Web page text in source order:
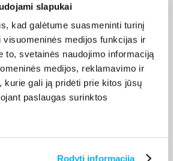
slapukai
kad galėtume suasmeninti turinį
visuomeninės medijos funkcijas ir
to, svetainės naudojimo informaciją
medijos, reklamavimo ir
kurie gali ją pridėti prie kitos jūsų
paslaugas surinktos
Rodyti informaciją
ir bus patogiau keliauti į
stilingos odinės kuprinės. Jos dažniausiai
už tekstilines ar medžiagines, tačiau jų
odos kokybės, konstrukcijos ir
drėgmės taip pat priklauso nuo
todėl verta patikrinti gamintojo
pasitarkite su pačiu vaiku, ar jam
jaunesniam vaikui, pavyzdžiui,